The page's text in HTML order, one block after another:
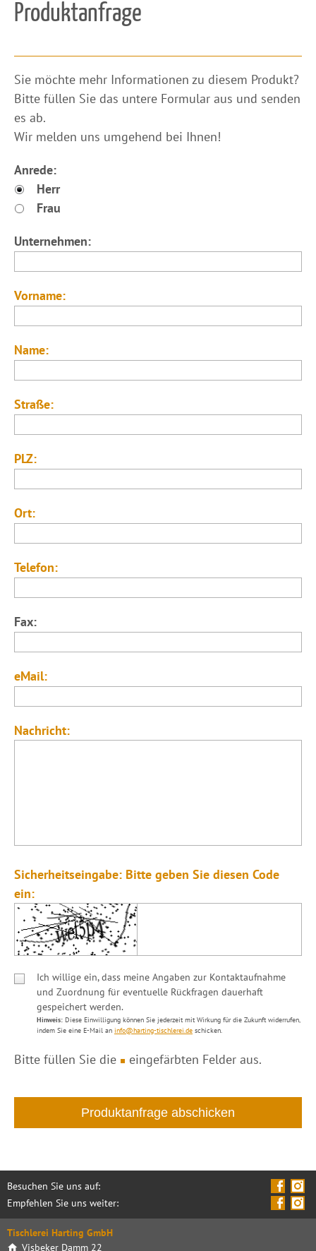
Produktanfrage
​Sie möchte mehr Informationen zu diesem Produkt?
Bitte füllen Sie das untere Formular aus und senden
es ab.
Wir melden uns umgehend bei Ihnen!
Anrede:
Herr
Frau
Unternehmen:
Vorname:
Name:
Straße:
PLZ:
Ort:
Telefon:
Fax:
eMail:
Nachricht:
Sicherheitseingabe: Bitte geben Sie diesen Code
ein:
Ich willige ein, dass meine Angaben zur Kontaktaufnahme
und Zuordnung für eventuelle Rückfragen dauerhaft
gespeichert werden.
Hinweis: Diese Einwilligung können Sie jederzeit mit Wirkung für die Zukunft widerrufen,
indem Sie eine E-Mail an info@harting-tischlerei.de schicken.
Bitte füllen Sie die eingefärbten Felder aus.
Besuchen Sie uns auf:
Empfehlen Sie uns weiter:
Tischlerei Harting GmbH
Visbeker Damm 22